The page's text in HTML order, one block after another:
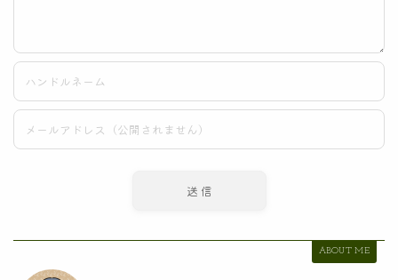
ABOUT ME